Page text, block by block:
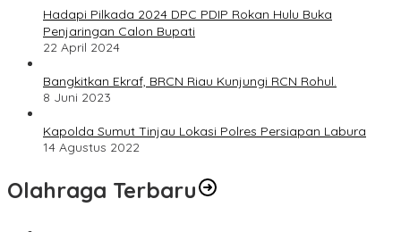
Hadapi Pilkada 2024 DPC PDIP Rokan Hulu Buka
Penjaringan Calon Bupati
22 April 2024
Bangkitkan Ekraf, BRCN Riau Kunjungi RCN Rohul.
8 Juni 2023
Kapolda Sumut Tinjau Lokasi Polres Persiapan Labura
14 Agustus 2022
Olahraga Terbaru